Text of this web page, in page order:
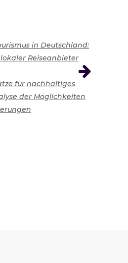
in Deutschland:
Reiseanbieter
für nachhaltiges
der Möglichkeiten